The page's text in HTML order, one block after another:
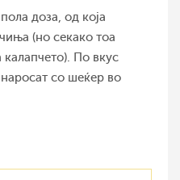
доза, од која
(но секако тоа
По вкус
со шеќер во